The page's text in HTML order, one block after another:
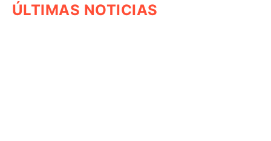
ÚLTIMAS NOTICIAS